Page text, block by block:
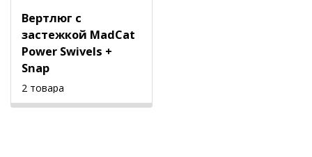
Вертлюг с
застежкой MadCat
Power Swivels +
Snap
2 товара